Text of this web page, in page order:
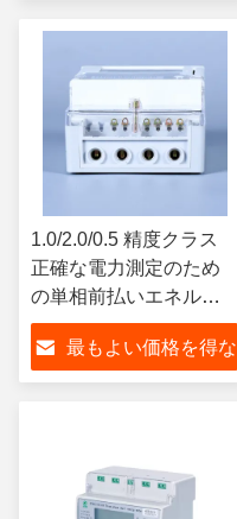
1.0/2.0/0.5 精度クラス
正確な電力測定のため
の単相前払いエネルギ
ーメーター
最もよい価格を得な